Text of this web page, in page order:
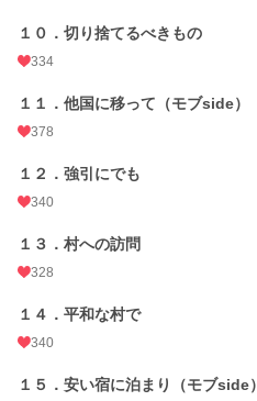
１０．切り捨てるべきもの
334
１１．他国に移って（モブside）
378
１２．強引にでも
340
１３．村への訪問
328
１４．平和な村で
340
１５．安い宿に泊まり（モブside）